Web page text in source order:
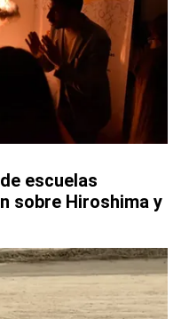
escuelas
sobre Hiroshima y